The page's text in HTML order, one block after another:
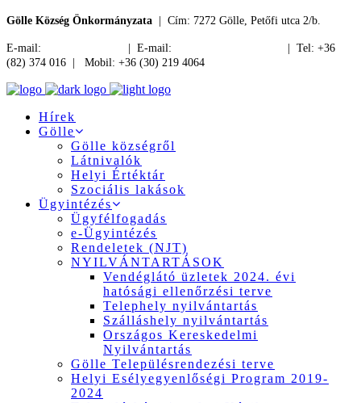
Gölle Község Önkormányzata | Cím: 7272 Gölle, Petőfi utca 2/b.
E-mail: | E-mail:
| Tel: +36
(82) 374 016 | Mobil: +36 (30) 219 4064
Hírek
Gölle
Gölle községről
Látnivalók
Helyi Értéktár
Szociális lakások
Ügyintézés
Ügyfélfogadás
e-Ügyintézés
Rendeletek (NJT)
NYILVÁNTARTÁSOK
Vendéglátó üzletek 2024. évi
hatósági ellenőrzési terve
Telephely nyilvántartás
Szálláshely nyilvántartás
Országos Kereskedelmi
Nyilvántartás
Gölle Településrendezési terve
Helyi Esélyegyenlőségi Program 2019-
2024